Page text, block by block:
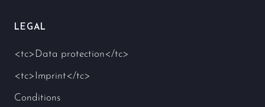
LEGAL
<tc>Data protection</tc>
<tc>Imprint</tc>
Conditions